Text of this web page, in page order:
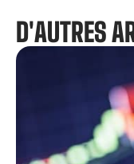
D'AUTRES